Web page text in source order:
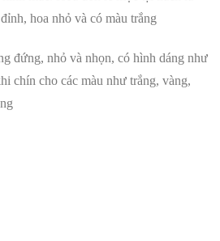
hoa nhỏ và có màu trắng
đứng, nhỏ và nhọn, có hình dáng như
chín cho các màu như trắng, vàng,